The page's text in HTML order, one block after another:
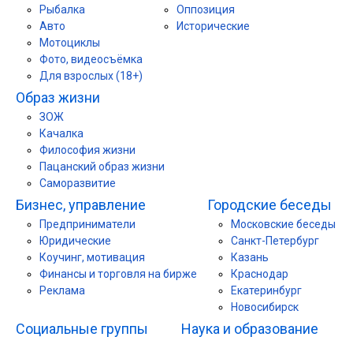
Рыбалка
Авто
Мотоциклы
Фото, видеосъёмка
Для взрослых (18+)
Оппозиция
Исторические
Образ жизни
ЗОЖ
Качалка
Философия жизни
Пацанский образ жизни
Саморазвитие
Бизнес, управление
Предприниматели
Юридические
Коучинг, мотивация
Финансы и торговля на бирже
Реклама
Городские беседы
Московские беседы
Санкт-Петербург
Казань
Краснодар
Екатеринбург
Новосибирск
Социальные группы Наука и образование